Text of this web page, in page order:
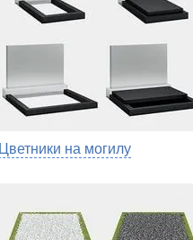
Цветники на могилу